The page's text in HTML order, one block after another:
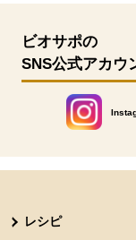
ビオサポの
SNS公式アカウ
別の
レシピ